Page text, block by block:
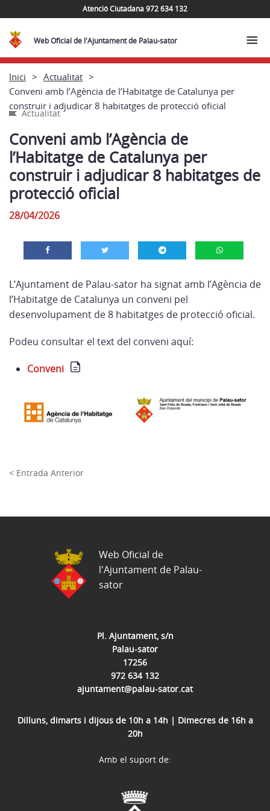
Atenció Ciutadana 972 634 132
Web Oficial de l'Ajuntament de Palau-sator
Inici
Actualitat
Conveni amb l’Agència de l’Habitatge de Catalunya per
construir i adjudicar 8 habitatges de protecció oficial
Actualitat
Conveni amb l’Agència de
l’Habitatge de Catalunya per
construir i adjudicar 8 habitatges de
protecció oficial
28/04/2026
L’Ajuntament de Palau-sator ha signat amb l’Agència de
l’Habitatge de Catalunya un conveni pel
desenvolupament de 8 habitatges de protecció oficial.
Podeu consultar el text del conveni aquí:
Conveni
< Entrada Anterior
Pl. Ajuntament, s/n
Palau-sator
17256
972 634 132
ajuntament@palau-sator.cat
Dilluns, dimarts i dijous de 10h a 14h | Dimecres de 16h a
20h
Web Oficial de
l'Ajuntament de Palau-
sator
Amb el suport de: